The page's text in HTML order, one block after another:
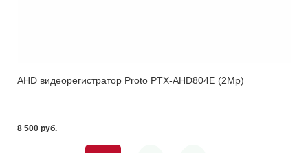
AHD видеорегистратор Proto PTX-AHD804E (2Mp)
8 500 pуб.